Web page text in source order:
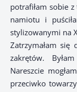
potrafiłam sobie
namiotu i
stylizowanymi na
Zatrzymałam się
zakrętów.
Nareszcie
przeciwko